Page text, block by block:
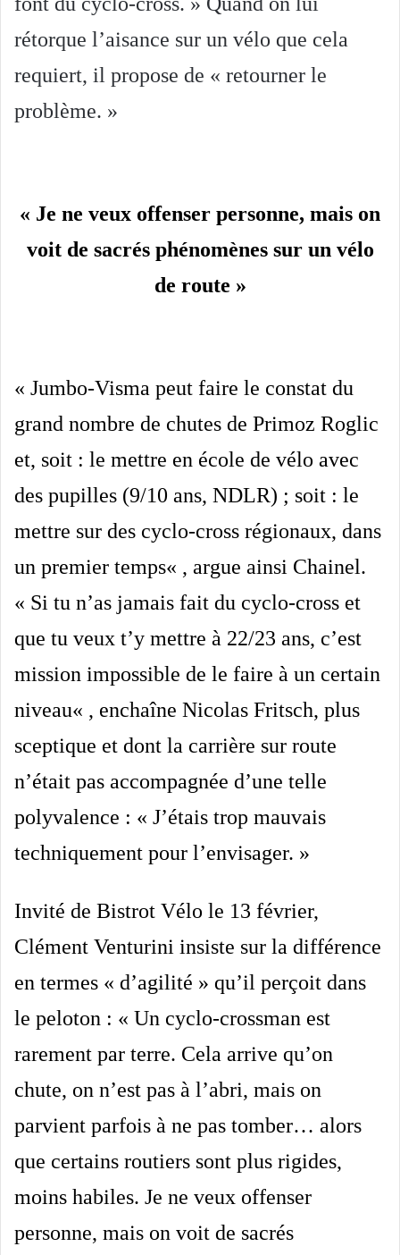
rétorque l’aisance sur un vélo que cela
requiert, il propose de « retourner le
problème. »
« Je ne veux offenser personne, mais on
voit de sacrés phénomènes sur un vélo
de route »
« Jumbo-Visma peut faire le constat du
grand nombre de chutes de Primoz Roglic
et, soit : le mettre en école de vélo avec
des pupilles (9/10 ans, NDLR) ; soit : le
mettre sur des cyclo-cross régionaux, dans
un premier temps« , argue ainsi Chainel.
« Si tu n’as jamais fait du cyclo-cross et
que tu veux t’y mettre à 22/23 ans, c’est
mission impossible de le faire à un certain
niveau« , enchaîne Nicolas Fritsch, plus
sceptique et dont la carrière sur route
n’était pas accompagnée d’une telle
polyvalence : « J’étais trop mauvais
techniquement pour l’envisager. »
Invité de Bistrot Vélo le 13 février,
Clément Venturini insiste sur la différence
en termes « d’agilité » qu’il perçoit dans
le peloton : « Un cyclo-crossman est
rarement par terre. Cela arrive qu’on
chute, on n’est pas à l’abri, mais on
parvient parfois à ne pas tomber… alors
que certains routiers sont plus rigides,
moins habiles. Je ne veux offenser
personne, mais on voit de sacrés